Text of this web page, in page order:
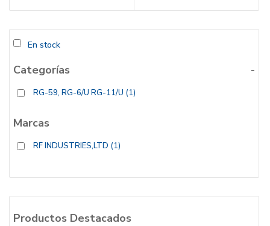
En stock
Categorías -
RG-59, RG-6/U RG-11/U (1)
Marcas
RF INDUSTRIES,LTD (1)
Productos Destacados